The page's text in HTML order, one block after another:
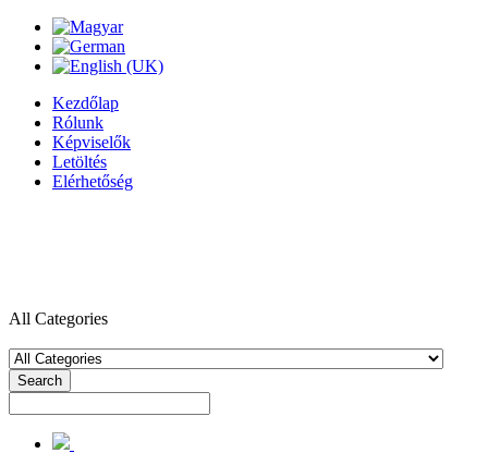
Kezdőlap
Rólunk
Képviselők
Letöltés
Elérhetőség
All Categories
Search